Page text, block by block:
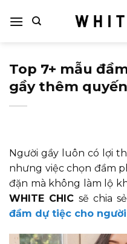
qua
Top 7+ mẫu
gầy thêm
Người gầy luôn có lợi
nhưng việc chọn đầm
đặn mà không làm lộ
WHITE CHIC sẽ chia
đầm dự tiệc cho